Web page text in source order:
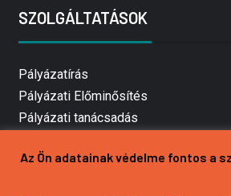
SZOLGÁLTATÁSOK
Pályázatírás
Pályázati Előminősítés
Pályázati tanácsadás
Mezőgazdasági pályázatírás
Az Ön adatainak védelme fontos a